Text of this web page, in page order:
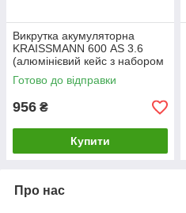
Викрутка акумуляторна
KRAISSMANN 600 АS 3.6
(алюмінієвий кейс з набором
насадок)
Готово до відправки
956 ₴
Купити
Про нас